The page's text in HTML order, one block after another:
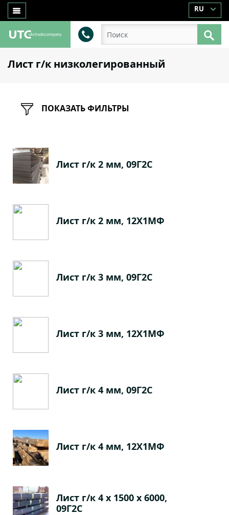
RU
Лист г/к низколегированный
ПОКАЗАТЬ ФИЛЬТРЫ
Лист г/к 2 мм, 09Г2С
Лист г/к 2 мм, 12Х1МФ
Лист г/к 3 мм, 09Г2С
Лист г/к 3 мм, 12Х1МФ
Лист г/к 4 мм, 09Г2С
Лист г/к 4 мм, 12Х1МФ
Лист г/к 4 х 1500 х 6000,
09Г2С